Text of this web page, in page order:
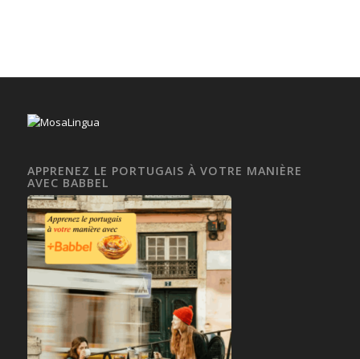
APPRENEZ LE PORTUGAIS À VOTRE MANIÈRE
AVEC BABBEL